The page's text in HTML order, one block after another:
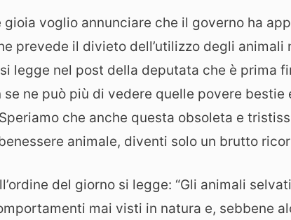
gioia voglio annunciare che il governo ha
prevede il divieto dell’utilizzo degli
legge nel post della deputata che è prima
se ne può più di vedere quelle povere
che anche questa obsoleta e
animale, diventi solo un brutto
del giorno si legge: “Gli animali
mai visti in natura e, sebbene